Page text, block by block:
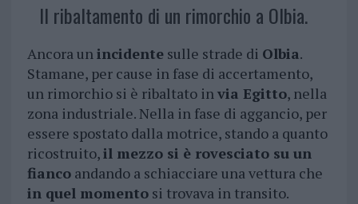
Il ribaltamento di un rimorchio a Olbia.
Ancora unincidentesulle strade di Olbia.
Stamane, per cause in fase di accertamento,
un rimorchio si è ribaltato invia Egitto, nella
zona industriale. Nella in fase di aggancio, per
essere spostato dalla motrice, stando a quanto
ricostruito,il mezzo si è rovesciato su un
fiancoandando a schiacciare una vettura che
in quel momentosi trovava in transito.